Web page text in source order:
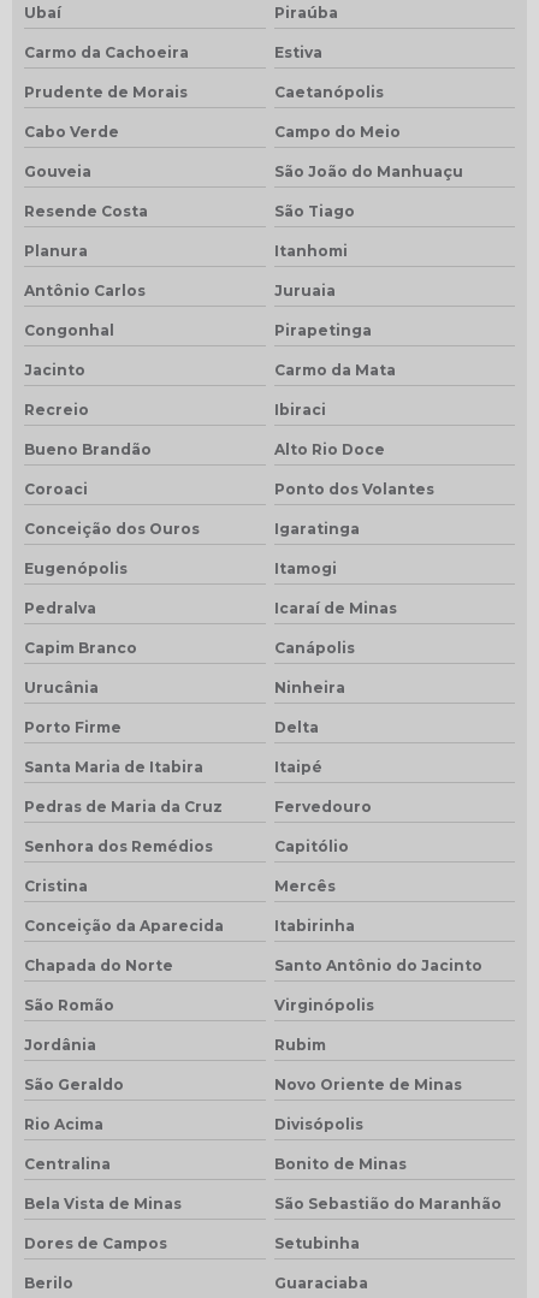
Ubaí Piraúba
Carmo da Cachoeira Estiva
Prudente de Morais Caetanópolis
Cabo Verde Campo do Meio
Gouveia São João do Manhuaçu
Resende Costa São Tiago
Planura Itanhomi
Antônio Carlos Juruaia
Congonhal Pirapetinga
Jacinto Carmo da Mata
Recreio Ibiraci
Bueno Brandão Alto Rio Doce
Coroaci Ponto dos Volantes
Conceição dos Ouros Igaratinga
Eugenópolis Itamogi
Pedralva Icaraí de Minas
Capim Branco Canápolis
Urucânia Ninheira
Porto Firme Delta
Santa Maria de Itabira Itaipé
Pedras de Maria da Cruz Fervedouro
Senhora dos Remédios Capitólio
Cristina Mercês
Conceição da Aparecida Itabirinha
Chapada do Norte Santo Antônio do Jacinto
São Romão Virginópolis
Jordânia Rubim
São Geraldo Novo Oriente de Minas
Rio Acima Divisópolis
Centralina Bonito de Minas
Bela Vista de Minas São Sebastião do Maranhão
Dores de Campos Setubinha
Berilo Guaraciaba